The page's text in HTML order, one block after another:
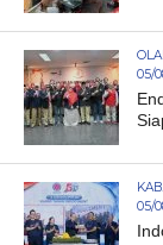
05/
05/